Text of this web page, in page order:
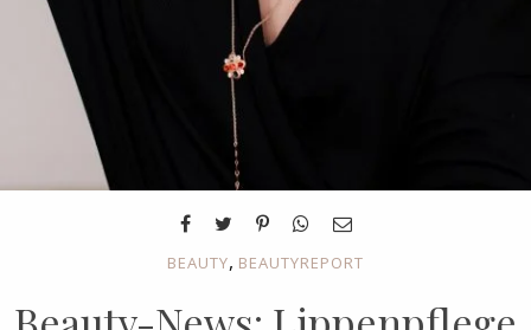
BEAUTY, BEAUTYREPORT